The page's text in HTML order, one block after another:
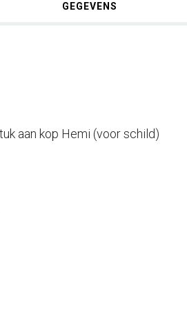
GEGEVENS
aan kop Hemi (voor schild)